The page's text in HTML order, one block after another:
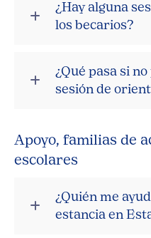
¿Hay alguna
los becarios?
¿Qué pasa si
sesión de
Apoyo, familias de
escolares
¿Quién me
estancia en